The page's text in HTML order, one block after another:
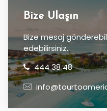
Bize Ulaşın
Bize mesaj
edebilirsiniz.
444 38 48